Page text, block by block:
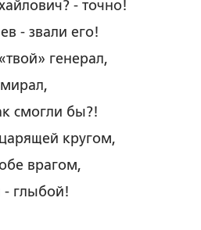
- точно!
- звали его!
генерал,
смогли бы?!
кругом,
врагом,
­- глыбой!